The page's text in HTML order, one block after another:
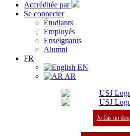
Accréditée par
Se connecter
Étudiants
Employés
Enseignants
Alumni
FR
EN
AR
Je fais un don